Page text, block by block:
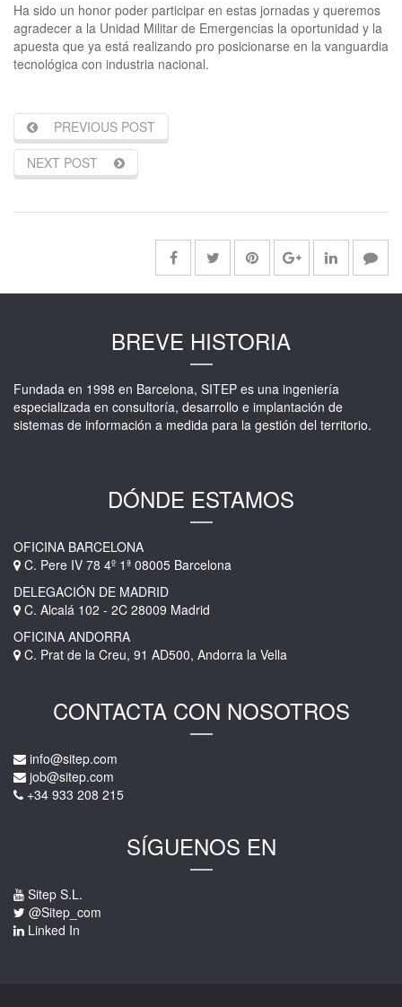
Ha sido un honor poder participar en estas jornadas y queremos
agradecer a la Unidad Militar de Emergencias la oportunidad y la
apuesta que ya está realizando pro posicionarse en la vanguardia
tecnológica con industria nacional.
PREVIOUS POST
NEXT POST
BREVE HISTORIA
Fundada en 1998 en Barcelona, SITEP es una ingeniería
especializada en consultoría, desarrollo e implantación de
sistemas de información a medida para la gestión del territorio.
DÓNDE ESTAMOS
OFICINA BARCELONA
C. Pere IV 78 4º 1ª 08005 Barcelona
DELEGACIÓN DE MADRID
C. Alcalá 102 - 2C 28009 Madrid
OFICINA ANDORRA
C. Prat de la Creu, 91 AD500, Andorra la Vella
CONTACTA CON NOSOTROS
info@sitep.com
job@sitep.com
+34 933 208 215
SÍGUENOS EN
Sitep S.L.
@Sitep_com
Linked In